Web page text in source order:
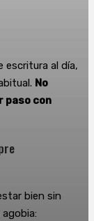
escritura al día,
No
paso con
bien sin